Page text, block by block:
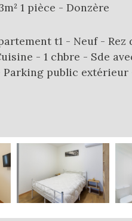
1 pièce - Donzère
t1 - Neuf -
- 1 chbre - Sde
public extérieur